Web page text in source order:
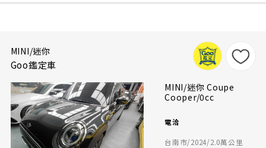
MINI/迷你
Goo鑑定車
MINI/迷你 Coupe
Cooper/0cc
電洽
台南市/2024/2.0萬公里